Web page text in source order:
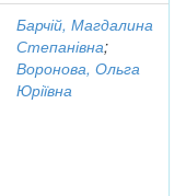
Барчій, Магдалина
Степанівна;
Воронова, Ольга
Юріївна